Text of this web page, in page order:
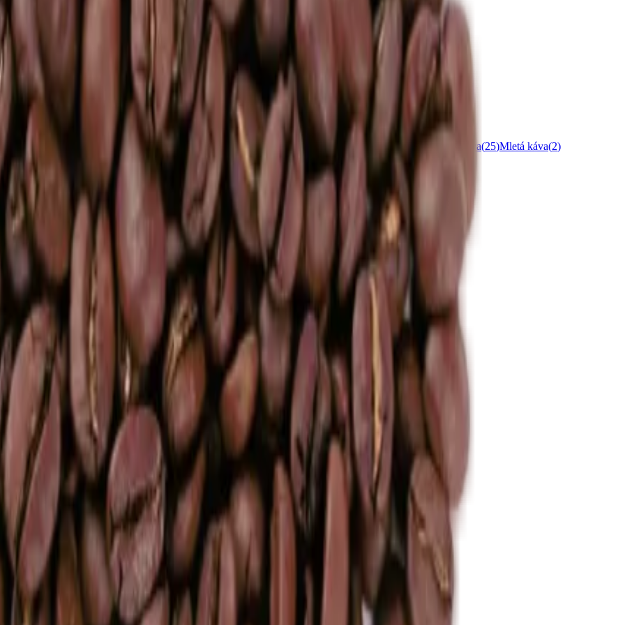
Ostatní kávové produkty ( 3 Káva bez kofeinu 100% Arabica Zrnková káva(25)Mletá káva(2)
Těhotenské a kojící čaje